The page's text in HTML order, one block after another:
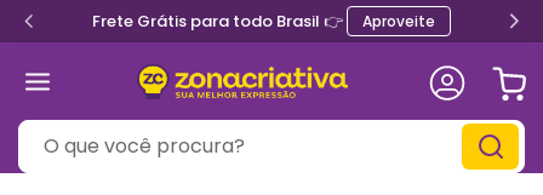
Frete Grátis para todo Brasil 👉 Aproveite
O que você procura?